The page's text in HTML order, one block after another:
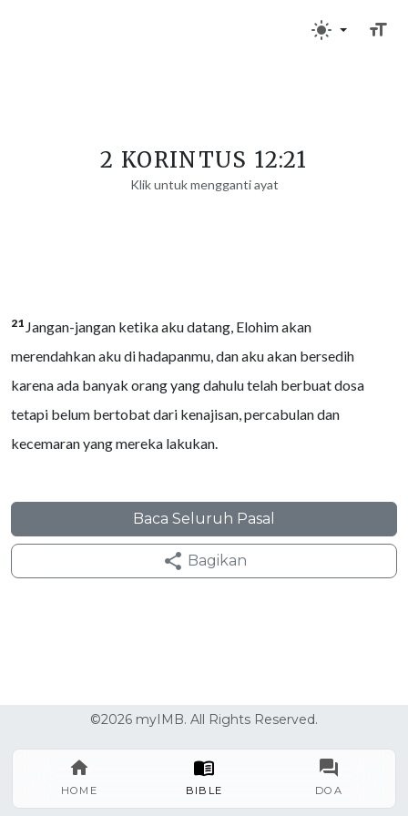
HOME BIBLE DOA
2 KORINTUS 12:21
Klik untuk mengganti ayat
21 Jangan-jangan ketika aku datang, Elohim akan
merendahkan aku di hadapanmu, dan aku akan bersedih
karena ada banyak orang yang dahulu telah berbuat dosa
tetapi belum bertobat dari kenajisan, percabulan dan
kecemaran yang mereka lakukan.
Baca Seluruh Pasal
Bagikan
©2026 myIMB. All Rights Reserved.